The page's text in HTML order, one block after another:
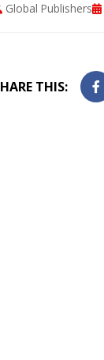
Global Publishers
THIS: